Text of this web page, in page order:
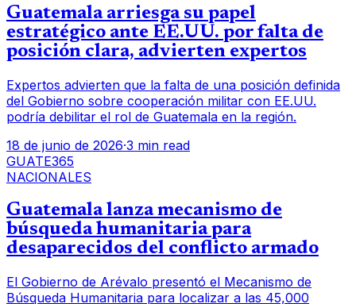
Guatemala arriesga su papel
estratégico ante EE.UU. por falta de
posición clara, advierten expertos
Expertos advierten que la falta de una posición definida
del Gobierno sobre cooperación militar con EE.UU.
podría debilitar el rol de Guatemala en la región.
18 de junio de 2026·3 min read
GUATE365
NACIONALES
Guatemala lanza mecanismo de
búsqueda humanitaria para
desaparecidos del conflicto armado
El Gobierno de Arévalo presentó el Mecanismo de
Búsqueda Humanitaria para localizar a las 45,000